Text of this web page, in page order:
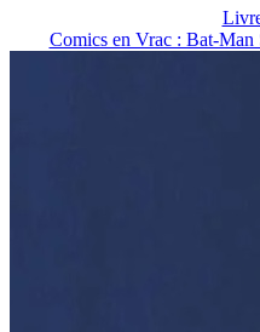
Comics en Vrac : Bat-